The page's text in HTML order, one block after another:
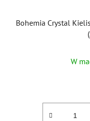
Bohemia Crystal
W